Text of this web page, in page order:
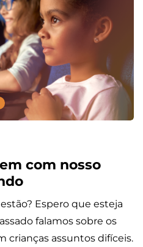
com nosso
Espero que esteja
falamos sobre os
crianças assuntos difíceis.